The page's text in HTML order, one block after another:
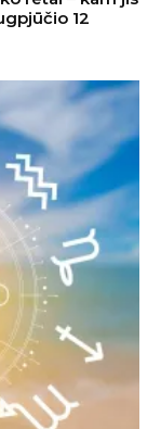
12